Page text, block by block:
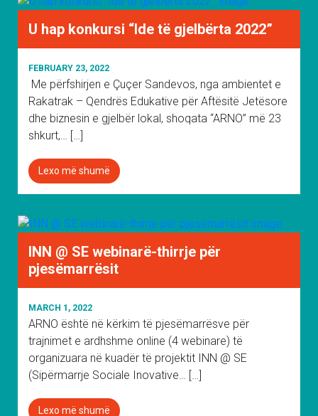
U hap konkursi “Ide të gjelbërta 2022”
FEBRUARY 23, 2022
Me përfshirjen e Çuçer Sandevos, nga ambientet e
Rakatrak – Qendrës Edukative për Aftësitë Jetësore
dhe biznesin e gjelbër lokal, shoqata “ARNO” më 23
shkurt,… […]
Lexo më shumë
INN @ SE webinarë-thirrje për
pjesëmarrësit
MARCH 1, 2022
ARNO është në kërkim të pjesëmarrësve për
trajnimet e ardhshme online (4 webinare) të
organizuara në kuadër të projektit INN @ SE
(Sipërmarrje Sociale Inovative… […]
Lexo më shumë